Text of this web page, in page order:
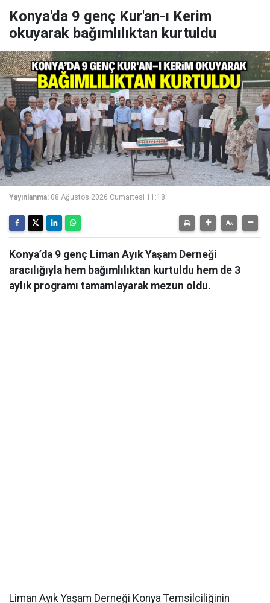
Konya'da 9 genç Kur'an-ı Kerim
okuyarak bağımlılıktan kurtuldu
Yayınlanma: 08 Ağustos 2026 Cumartesi 11:18
Konya’da 9 genç Liman Ayık Yaşam Derneği
aracılığıyla hem bağımlılıktan kurtuldu hem de 3
aylık programı tamamlayarak mezun oldu.
Liman Ayık Yaşam Derneği Konya Temsilciliğinin